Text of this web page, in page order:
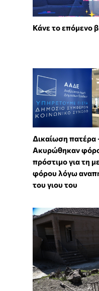
Κάνε το επόμενο
Δικαίωση πατέρα
Ακυρώθηκαν
πρόστιμο για τη
φόρου λόγω
του γιου του